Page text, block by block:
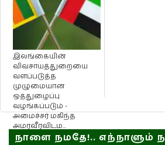
இலங்கையின்
விவசாயத்துறையை
வளப்படுத்த
முழுமையான
ஒத்துழைப்பு
வழங்கப்படும் -
அமைச்சர் மகிந்த
அமரவீரவிடம...
நாளை நமதே!.. எந்நாளும்